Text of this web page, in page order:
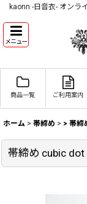
kaonn -日音衣- オン
メニュー
商品一覧 ご利用案内
ホーム > 帯締め > > 帯締
帯締め cubic dot